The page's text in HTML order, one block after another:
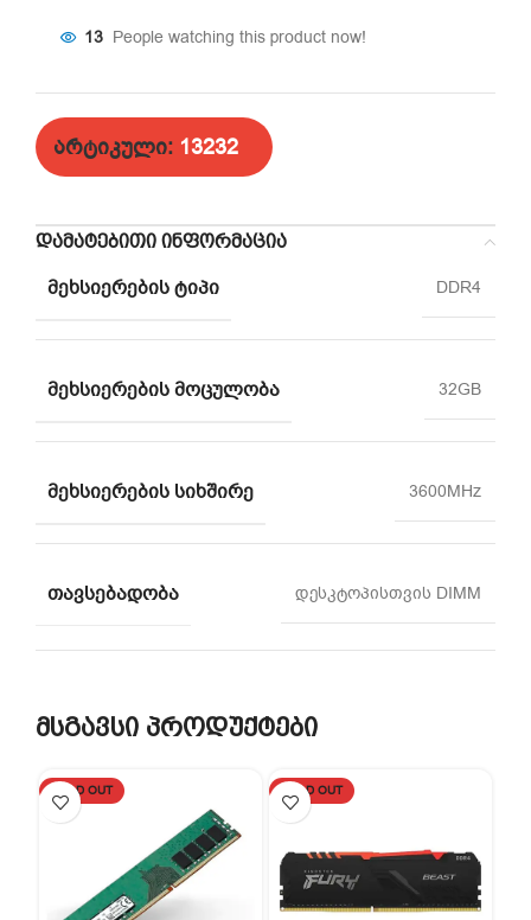
13 People watching this product now!
არტიკული: 13232
ᲓᲐᲛᲐᲢᲔᲑᲘᲗᲘ ᲘᲜᲤᲝᲠᲛᲐᲪᲘᲐ
ᲛᲔᲮᲡᲘᲔᲠᲔᲑᲘᲡ ᲢᲘᲞᲘ DDR4
ᲛᲔᲮᲡᲘᲔᲠᲔᲑᲘᲡ ᲛᲝᲪᲣᲚᲝᲑᲐ 32GB
ᲛᲔᲮᲡᲘᲔᲠᲔᲑᲘᲡ ᲡᲘᲮᲨᲘᲠᲔ 3600MHz
ᲗᲐᲕᲡᲔᲑᲐᲓᲝᲑᲐ დესკტოპისთვის DIMM
მსგავსი პროდუქტები
SOLD OUT SOLD OUT